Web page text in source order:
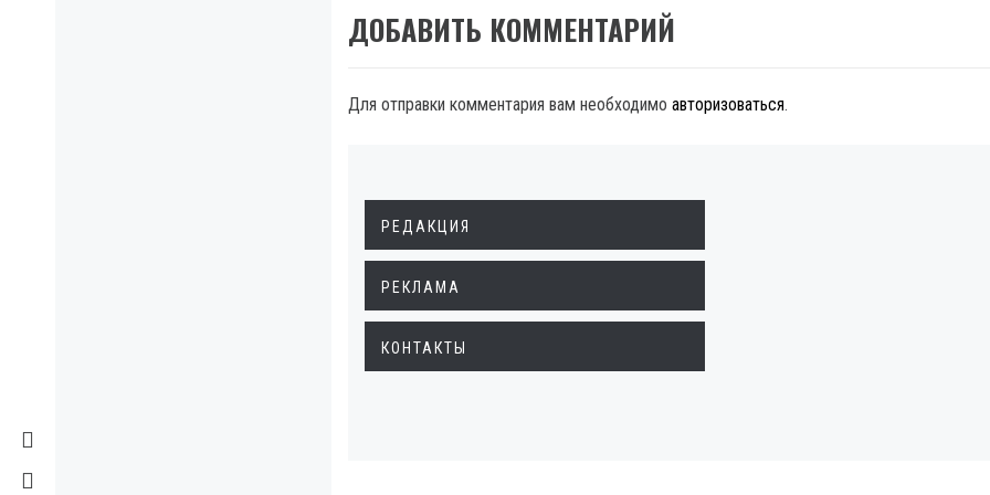
ДОБАВИТЬ КОММЕНТАРИЙ
Для отправки комментария вам необходимо авторизоваться.
РЕДАКЦИЯ
РЕКЛАМА
КОНТАКТЫ